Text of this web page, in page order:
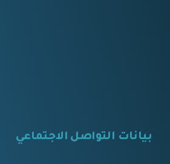
بيانات التواصل الاجتماعي